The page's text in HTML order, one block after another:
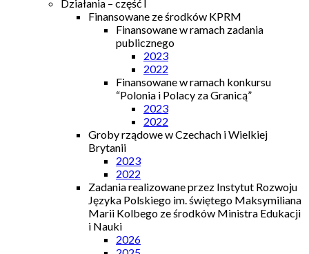
Działania – część I
Finansowane ze środków KPRM
Finansowane w ramach zadania
publicznego
2023
2022
Finansowane w ramach konkursu
“Polonia i Polacy za Granicą”
2023
2022
Groby rządowe w Czechach i Wielkiej
Brytanii
2023
2022
Zadania realizowane przez Instytut Rozwoju
Języka Polskiego im. świętego Maksymiliana
Marii Kolbego ze środków Ministra Edukacji
i Nauki
2026